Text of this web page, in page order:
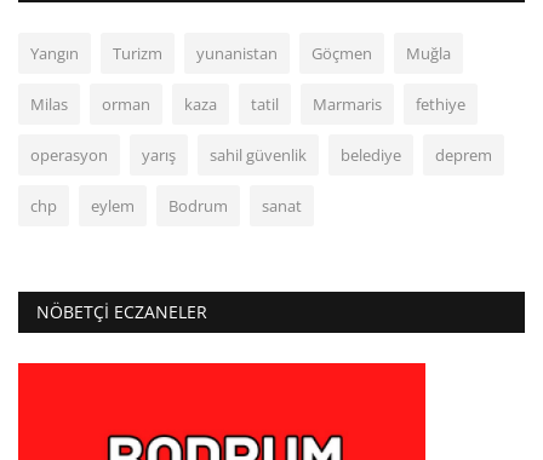
Yangın Turizm yunanistan Göçmen Muğla
Milas orman kaza tatil Marmaris fethiye
operasyon yarış sahil güvenlik belediye deprem
chp eylem Bodrum sanat
NÖBETÇI ECZANELER